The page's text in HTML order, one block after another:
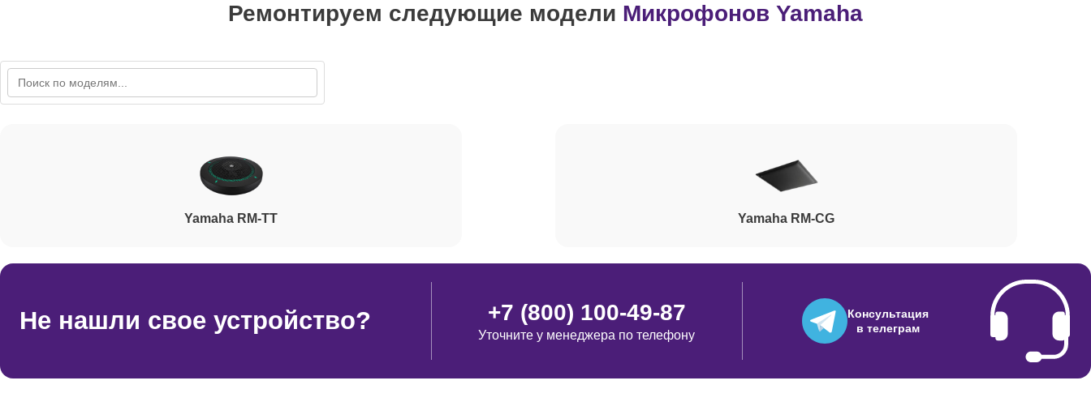
Ремонтируем следующие модели Микрофонов Yamaha
Yamaha RM-TT Yamaha RM-CG
Не нашли свое устройство? +7 (800) 100-49-87
Уточните у менеджера по телефону
Консультация
в телеграм